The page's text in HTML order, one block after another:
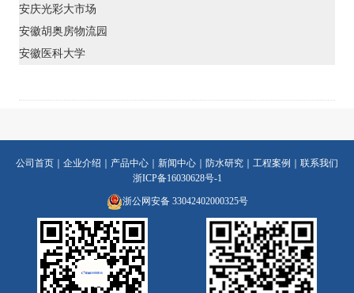
安庆光彩大市场
安徽胡奥房物流园
安徽医科大学
公司首页 企业介绍 产品中心 新闻中心 防水研究 工程案例
联系我们
浙ICP备16030628号-1
浙公网安备 33042402000325号